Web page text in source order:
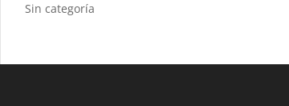
Sin categoría